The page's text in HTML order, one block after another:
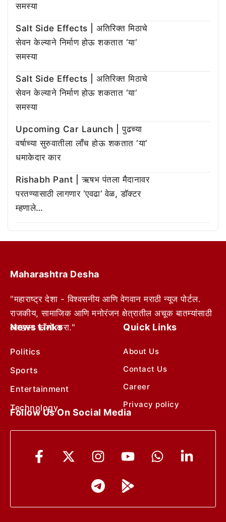
समस्या
Salt Side Effects | अतिरिक्त मिठाचे
सेवन केल्याने निर्माण होऊ शकतात ‘या’
समस्या
Salt Side Effects | अतिरिक्त मिठाचे
सेवन केल्याने निर्माण होऊ शकतात ‘या’
समस्या
Upcoming Car Launch | पुढच्या
वर्षाच्या सुरुवातीला लाँच होऊ शकतात ‘या’
धमाकेदार कार
Rishabh Pant | ऋषभ पंतला मैदानावर
परतण्यासाठी लागणार ‘एवढा’ वेळ, डॉक्टर
म्हणाले…
Maharashtra Desha
"महाराष्ट्र देशा - विश्वसनीय आणि वेगवान मराठी न्यूज पोर्टल.
राजकीय, सामाजिक आणि मनोरंजन क्षेत्रातील अचूक बातम्यांसाठी
आम्हाला फॉलो करा."
News Links
Politics
Sports
Entertainment
Technology
Quick Links
About Us
Contact Us
Career
Privacy policy
Follow Us On Social Media